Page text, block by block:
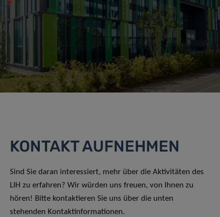
KONTAKT AUFNEHMEN
Sind Sie daran interessiert, mehr über die Aktivitäten des
LIH zu erfahren? Wir würden uns freuen, von Ihnen zu
hören! Bitte kontaktieren Sie uns über die unten
stehenden Kontaktinformationen.